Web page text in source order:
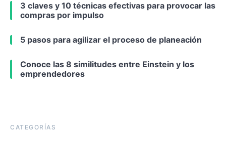
3 claves y 10 técnicas efectivas para provocar las
compras por impulso
5 pasos para agilizar el proceso de planeación
Conoce las 8 similitudes entre Einstein y los
emprendedores
CATEGORÍAS